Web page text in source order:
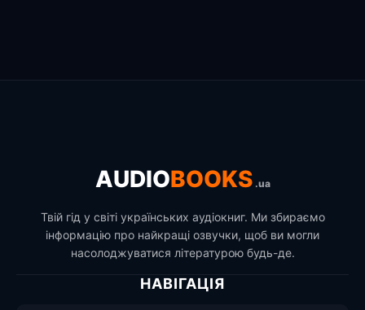
AUDIOBOOKS .ua
Твій гід у світі українських аудіокниг. Ми збираємо
інформацію про найкращі озвучки, щоб ви могли
насолоджуватися літературою будь-де.
НАВІГАЦІЯ